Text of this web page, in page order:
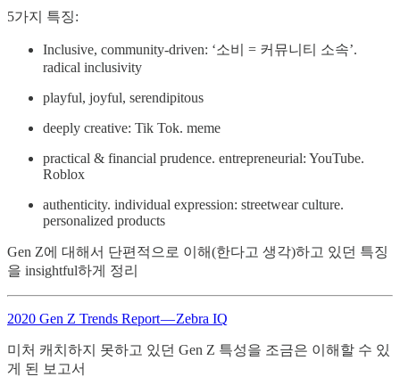
5가지 특징:
Inclusive, community-driven: ‘소비 = 커뮤니티 소속’.
radical inclusivity
playful, joyful, serendipitous
deeply creative: Tik Tok. meme
practical & financial prudence. entrepreneurial: YouTube.
Roblox
authenticity. individual expression: streetwear culture.
personalized products
Gen Z에 대해서 단편적으로 이해(한다고 생각)하고 있던 특징
을 insightful하게 정리
2020 Gen Z Trends Report — Zebra IQ
미처 캐치하지 못하고 있던 Gen Z 특성을 조금은 이해할 수 있
게 된 보고서